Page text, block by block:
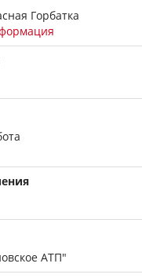
Горбатка
АТП"